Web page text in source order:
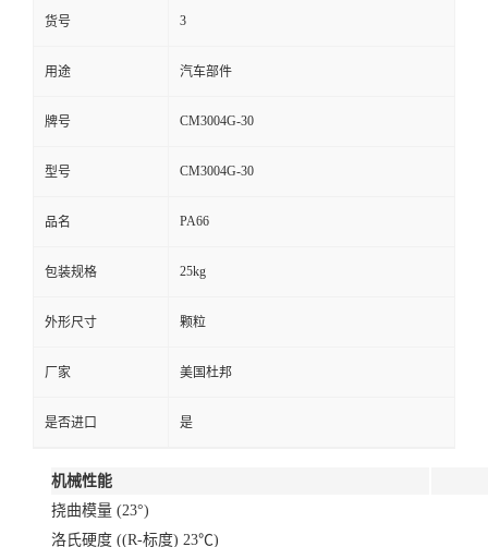
货号 3
用途 汽车部件
牌号 CM3004G-30
型号 CM3004G-30
品名 PA66
包装规格 25kg
外形尺寸 颗粒
厂家 美国杜邦
是否进口 是
机械性能
挠曲模量 (23°)
洛氏硬度 ((R-标度) 23℃)